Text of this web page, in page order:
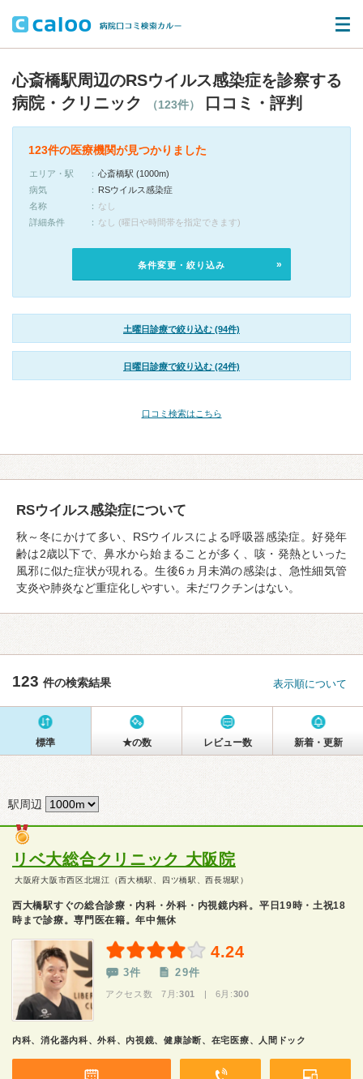
心斎橋駅周辺のRSウイルス感染症を診察する
病院・クリニック
（123件） 口コミ・評判
123件の医療機関が見つかりました
エリア・駅
心斎橋駅 (1000m)
病気
RSウイルス感染症
名称
なし
詳細条件
なし (曜日や時間帯を指定できます)
条件変更・絞り込み
土曜日診療で絞り込む (94件)
日曜日診療で絞り込む (24件)
口コミ検索はこちら
RSウイルス感染症について
秋～冬にかけて多い、RSウイルスによる呼吸器感染症。好発年
齢は2歳以下で、鼻水から始まることが多く、咳・発熱といった
風邪に似た症状が現れる。生後6ヵ月未満の感染は、急性細気管
支炎や肺炎など重症化しやすい。未だワクチンはない。
123 件の検索結果 表示順について
標準 ★の数 レビュー数 新着・更新
駅周辺
リベ大総合クリニック 大阪院
大阪府大阪市西区北堀江（西大橋駅、四ツ橋駅、西長堀駅）
西大橋駅すぐの総合診療・内科・外科・内視鏡内科。平日19時・土祝18
時まで診療。専門医在籍。年中無休
4.24
3件 29件
アクセス数 7月:301 | 6月:300
内科、消化器内科、外科、内視鏡、健康診断、在宅医療、人間ドック